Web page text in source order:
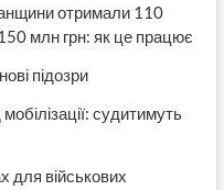
отримали 110
млн грн: як це працює
підозри
судитимуть
для військових